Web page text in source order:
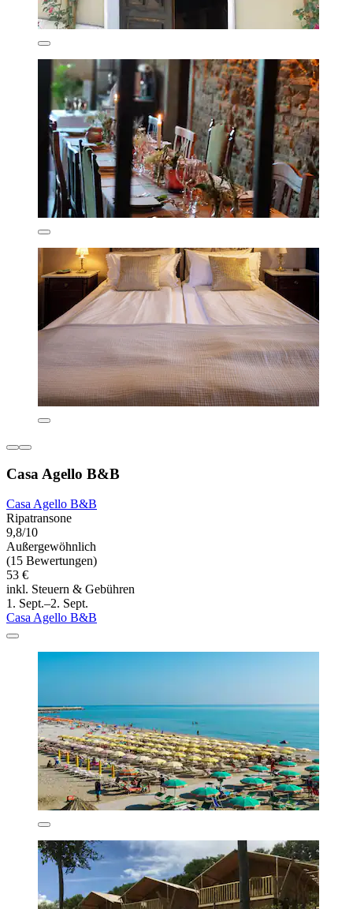
Casa Agello B&B
Casa Agello B&B
Ripatransone
9,8/10
Außergewöhnlich
(15 Bewertungen)
53 €
inkl. Steuern & Gebühren
1. Sept.–2. Sept.
Casa Agello B&B